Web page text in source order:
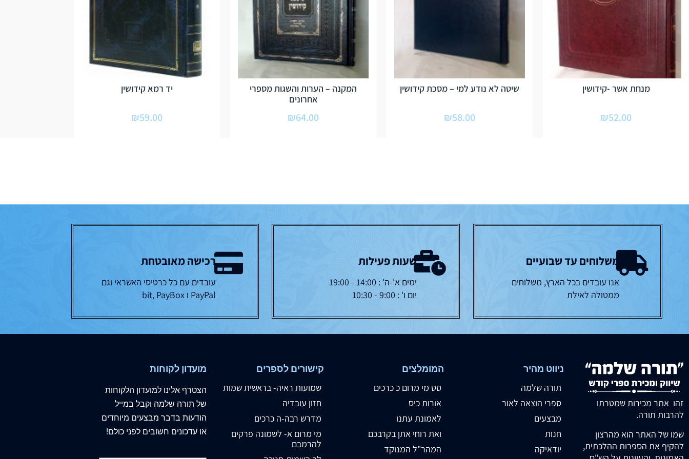
מנחת אשר -קידושין
₪52.00
שיטה לא נודע למי – מסכת קידושין
₪58.00
המקנה – הערות והשגות מספרי
אחרונים
₪64.00
יד רמא קידושין
₪59.00
משלוחים עד שבועיים
אנו עובדים בכל הארץ, משלוחים
ממטולה לאילת
שעות פעילות
ימים א'-ה' : 14:00 - 19:00
יום ו' : 9:00 - 10:30
רכישה מאובטחת
עובדים עם כל כרטיסי האשראי וגם
PayPal ו bit, PayBox
זהו אתר מכירות שמטרתו
להרבות תורה.
שמו של האתר הוא מהרצון
להקיף את הספרות ההלכתית,
ניווט מהיר
תורה שלמה
ספרי הוצאה לאור
מבצעים
חנות
יודאיקה
המומלצים
סט מי מרום כ כרכים
אורות כיס
לאמונת עתנו
ואת רוחי אתן בקרבכם
המהר"ל המנוקד
קישורים לספרים
שמועות ראיה- בראשית שמות
חזון עובדיה
מדרש רבה-ה כרכים
מי מרום א- לשמונה פרקים
להרמבם
מועדון לקוחות
הצטרף אלינו למועדון הלקוחות
של תורה שלמה וקבל במייל
הודעות בדבר מבצעים מיוחדים
או עדכונים חשובים לפני כולם!